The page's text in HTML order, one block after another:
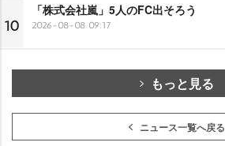
10
「株式会社嵐」5人のFC出そろう
2026-08-08 09:17
もっと見る
ニュース一覧へ戻る